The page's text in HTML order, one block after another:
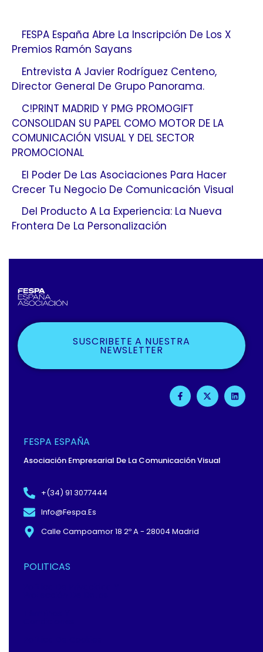
FESPA España Abre La Inscripción De Los X
Premios Ramón Sayans
Entrevista A Javier Rodríguez Centeno,
Director General De Grupo Panorama.
C!PRINT MADRID Y PMG PROMOGIFT
CONSOLIDAN SU PAPEL COMO MOTOR DE LA
COMUNICACIÓN VISUAL Y DEL SECTOR
PROMOCIONAL
El Poder De Las Asociaciones Para Hacer
Crecer Tu Negocio De Comunicación Visual
Del Producto A La Experiencia: La Nueva
Frontera De La Personalización
SUSCRIBETE A NUESTRA
NEWSLETTER
F
A
C
F
X
-
T
L
I
N
FESPA ESPAÑA
Asociación Empresarial De La Comunicación Visual
+(34) 91 3077444
Info@fespa.es
Calle Campoamor 18 2º A - 28004 Madrid
POLITICAS